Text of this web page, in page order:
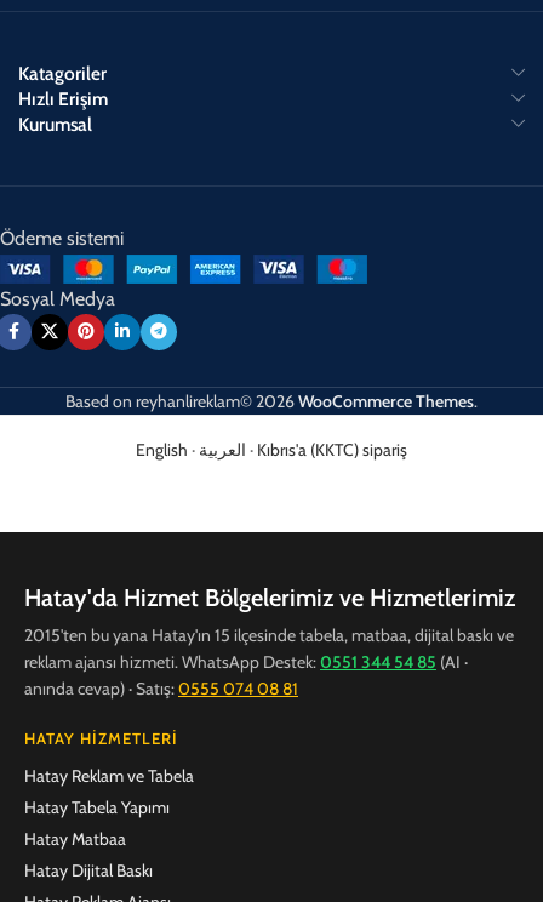
Katagoriler
Hızlı Erişim
Kurumsal
Ödeme sistemi
Sosyal Medya
Based on reyhanlireklam© 2026WooCommerce Themes.
English · العربية · Kıbrıs'a (KKTC) sipariş
Hatay'da Hizmet Bölgelerimiz ve Hizmetlerimiz
2015'ten bu yana Hatay'ın 15 ilçesinde tabela, matbaa, dijital baskı ve
reklam ajansı hizmeti. WhatsApp Destek:0551 344 54 85 (AI ·
anında cevap) · Satış:0555 074 08 81
HATAY HIZMETLERI
Hatay Reklam ve Tabela
Hatay Tabela Yapımı
Hatay Matbaa
Hatay Dijital Baskı